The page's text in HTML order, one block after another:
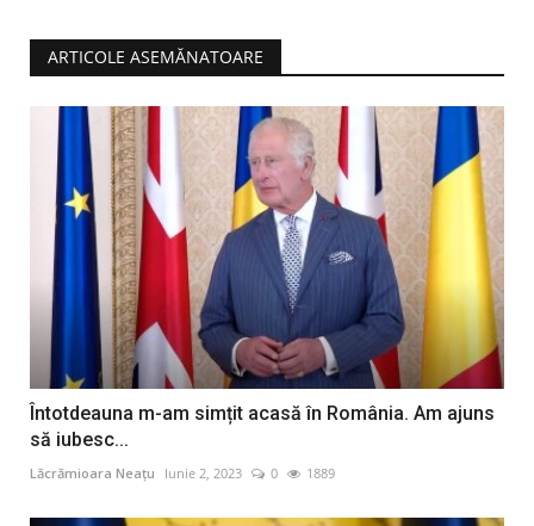
ARTICOLE ASEMĂNATOARE
Întotdeauna m-am simțit acasă în România. Am ajuns
să iubesc...
Lăcrămioara Neațu Iunie 2, 2023 0 1889